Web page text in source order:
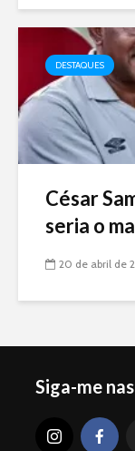
DESTAQUES
César
seria o
20 de abril de
Siga-me